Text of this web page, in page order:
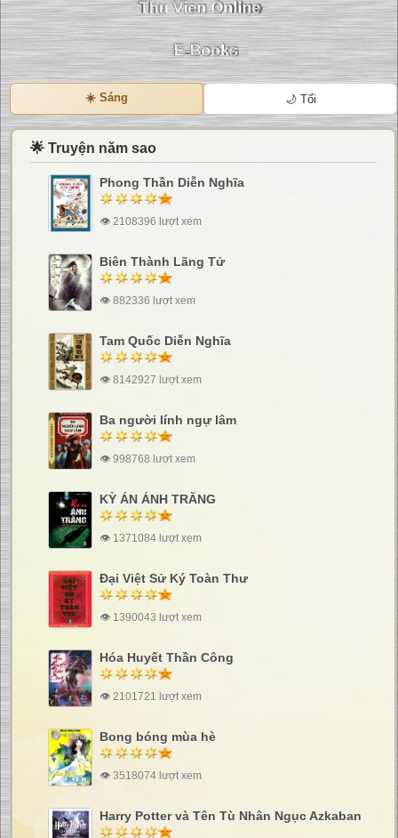
☀️ Sáng 🌙 Tối
🌟 Truyện năm sao
Phong Thần Diễn Nghĩa
👁 2108396 lượt xem
Biên Thành Lãng Tử
👁 882336 lượt xem
Tam Quốc Diễn Nghĩa
👁 8142927 lượt xem
Ba người lính ngự lâm
👁 998768 lượt xem
KỲ ÁN ÁNH TRĂNG
👁 1371084 lượt xem
Đại Việt Sử Ký Toàn Thư
👁 1390043 lượt xem
Hóa Huyết Thần Công
👁 2101721 lượt xem
Bong bóng mùa hè
👁 3518074 lượt xem
Harry Potter và Tên Tù Nhân Ngục Azkaban